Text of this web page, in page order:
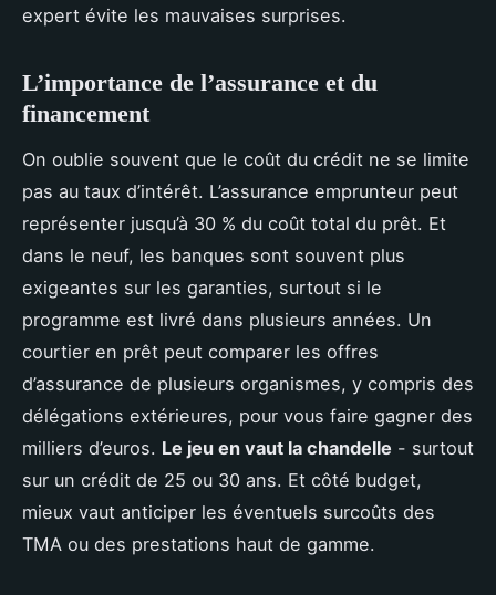
expert évite les mauvaises surprises.
L’importance de l’assurance et du
financement
On oublie souvent que le coût du crédit ne se limite
pas au taux d’intérêt. L’assurance emprunteur peut
représenter jusqu’à 30 % du coût total du prêt. Et
dans le neuf, les banques sont souvent plus
exigeantes sur les garanties, surtout si le
programme est livré dans plusieurs années. Un
courtier en prêt peut comparer les offres
d’assurance de plusieurs organismes, y compris des
délégations extérieures, pour vous faire gagner des
milliers d’euros. Le jeu en vaut la chandelle - surtout
sur un crédit de 25 ou 30 ans. Et côté budget,
mieux vaut anticiper les éventuels surcoûts des
TMA ou des prestations haut de gamme.